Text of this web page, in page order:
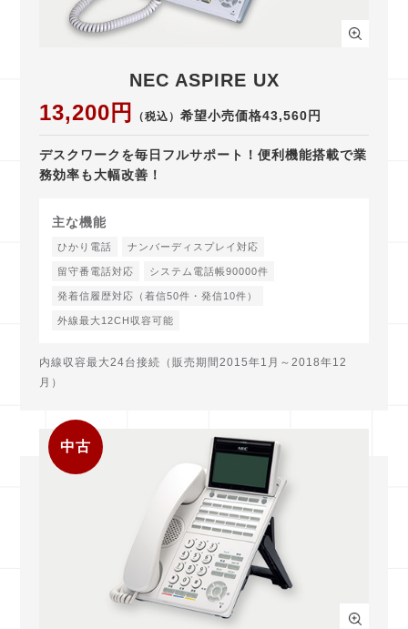
NEC ASPIRE UX
13,200円 （税込） 希望小売価格43,560円
デスクワークを毎日フルサポート！便利機能搭載で業
務効率も大幅改善！
主な機能
ひかり電話 ナンバーディスプレイ対応
留守番電話対応 システム電話帳90000件
発着信履歴対応（着信50件・発信10件）
外線最大12CH収容可能
内線収容最大24台接続（販売期間2015年1月～2018年12
月）
中古